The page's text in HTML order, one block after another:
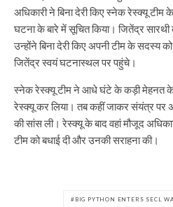
अधिकारी ने बिना देरी किए स्नेक रेस्क्यू
घटना के बारे में सूचित किया। जितेंद्र
उन्होंने बिना देरी किए अपनी टीम के सदस्य
जितेंद्र स्वयं घटनास्थल पर पहुंचे।
स्नेक रेस्क्यू टीम ने आधे घंटे के कड़ी मेहनत
रेस्क्यू कर लिया। तब कहीं जाकर संयंत्र पर
की सांस ली। रेस्क्यू के बाद वहां मौजूद
टीम को बधाई दी और उनकी सराहना की।
BIG PYTHON ENTERS SECL